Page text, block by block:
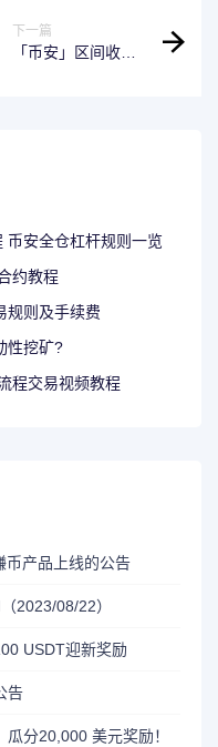
下一篇
「币安」区间收益
币安全仓杠杆规则一览
约教程
规则及手续费
性挖矿?
程交易视频教程
币产品上线的公告
2023/08/22）
USDT迎新奖励
告
瓜分20,000 美元奖励！